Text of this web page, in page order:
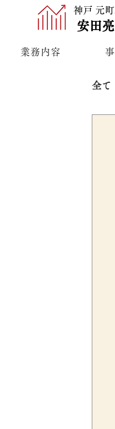
神戸 元
安田亮
業務内容
全て